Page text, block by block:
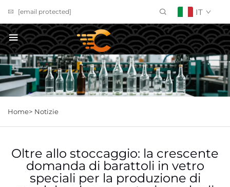
[email protected] IT
Richiedi un preventivo
Home> Notizie
Oltre allo stoccaggio: la crescente
domanda di barattoli in vetro
speciali per la produzione di